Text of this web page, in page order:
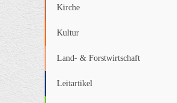
Kirche
Kultur
Land- & Forstwirtschaft
Leitartikel